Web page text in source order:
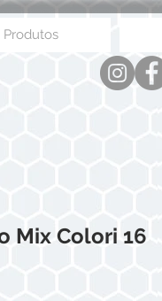
Produtos
Mix Colori 16